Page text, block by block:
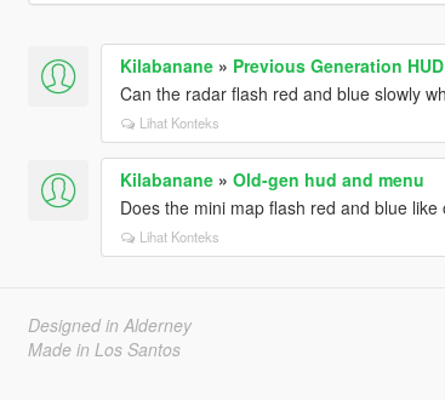
Kilabanane» Previous Generation HUD
Can the radar flash red and blue slowly
Lihat Konteks
Kilabanane» Old-gen hud and menu
Does the mini map flash red and blue
Lihat Konteks
Designed in Alderney
Made in Los Santos